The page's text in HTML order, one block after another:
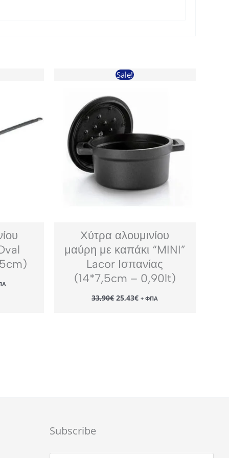
Sale!
Χύτρα αλουμινίου
μαύρη με καπάκι “MINI”
Lacor Ισπανίας
(14*7,5cm – 0,90lt)
33,90€ Original
price
25,43€Η
τρέχουσα
+ ΦΠΑ
Subscribe